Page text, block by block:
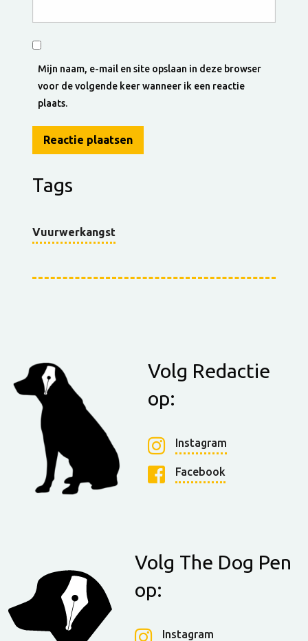
Mijn naam, e-mail en site opslaan in deze browser
voor de volgende keer wanneer ik een reactie
plaats.
Tags
Vuurwerkangst
Volg Redactie
op:
Instagram
Facebook
Volg The Dog Pen
op:
Instagram